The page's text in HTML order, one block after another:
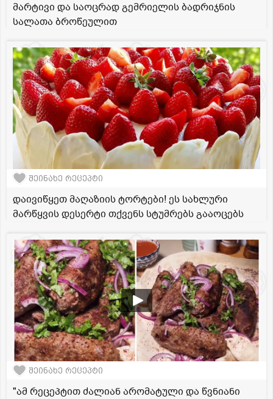
მარტივი და საოცრად გემრიელის ბადრიჯნის
სალათა ბროწეულით
შეინახე რეცეპტი
დაივიწყეთ მაღაზიის ტორტები! ეს სახლური
მარწყვის დესერტი თქვენს სტუმრებს გააოცებს
შეინახე რეცეპტი
"ამ რეცეპტით ძალიან არომატული და წვნიანი